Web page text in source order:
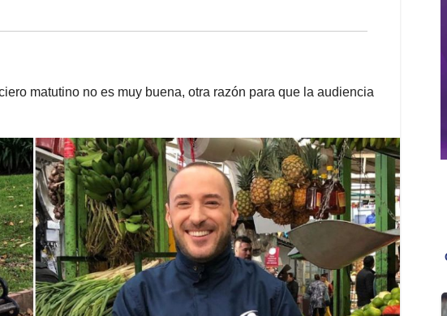
matutino no es muy buena, otra razón para que la audiencia